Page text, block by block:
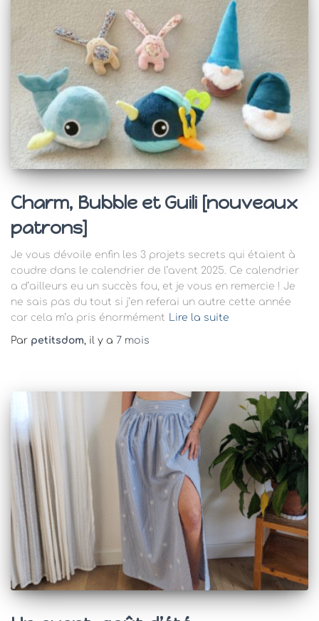
Charm, Bubble et Guili [nouveaux
patrons]
Je vous dévoile enfin les 3 projets secrets qui étaient à
coudre dans le calendrier de l’avent 2025. Ce calendrier
a d’ailleurs eu un succès fou, et je vous en remercie ! Je
ne sais pas du tout si j’en referai un autre cette année
car cela m’a pris énormément
Lire la suite
Par petitsdom, il y a 7 mois